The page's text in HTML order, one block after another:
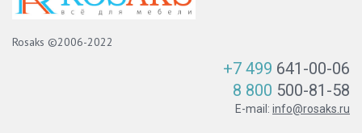
Rosaks ©2006-2022
+7 499 641-00-06
8 800 500-81-58
E-mail: info@rosaks.ru